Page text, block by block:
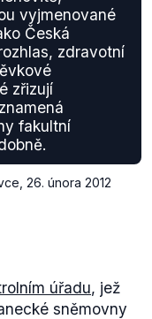
vyjmenované
Česká
zdravotní
zřizují
fakultní
26. února 2012
úřadu, jež
sněmovny